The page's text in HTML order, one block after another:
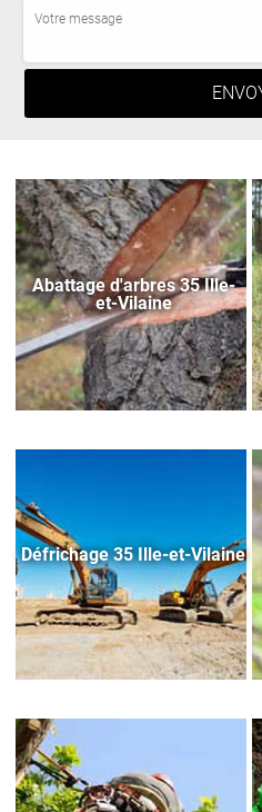
Abattage d'arbres 35 Ille-
et-Vilaine
Défrichage 35 Ille-et-Vilaine